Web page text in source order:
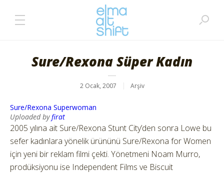
Sure/Rexona Süper Kadın
2 Ocak, 2007 Arşiv
Sure/Rexona Superwoman
Uploaded byfirat
2005 yılına ait Sure/Rexona Stunt City’den sonra Lowe bu
sefer kadınlara yönelik ürününü Sure/Rexona for Women
için yeni bir reklam filmi çekti. Yönetmeni Noam Murro,
prodüksiyonu ise Independent Films ve Biscuit